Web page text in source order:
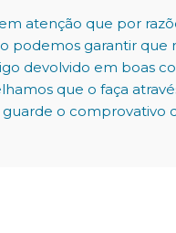
atenção que por
podemos garantir que
devolvido em boas
que o faça
guarde o comprovativo